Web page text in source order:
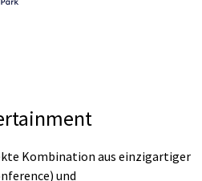
Kombination aus einzigartiger
und